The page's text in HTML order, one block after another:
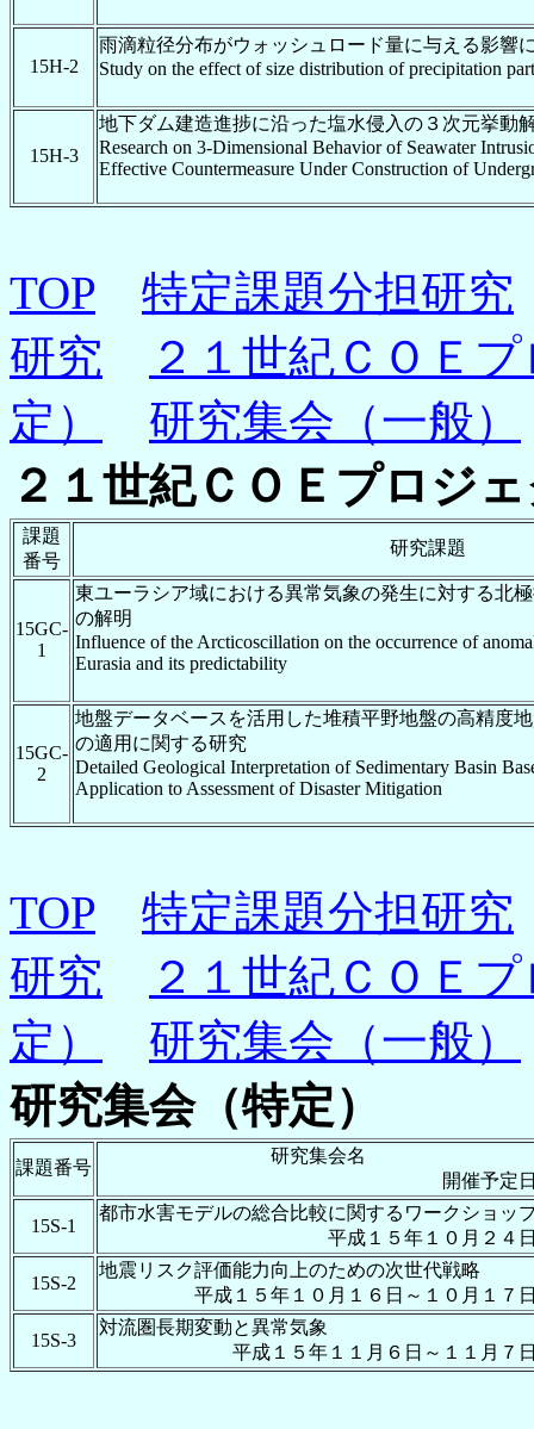
15H-2
雨滴粒径分布がウォッシュロード量に与える影響
Study on the effect of size distribution of precipitation
15H-3
地下ダム建造進捗に沿った塩水侵入の３次元挙動
Research on 3-Dimensional Behavior of Seawater
Effective Countermeasure Under Construction of
TOP
特定課題分担研究
研究
２１世紀ＣＯＥ
定）
研究集会（一般）
２１世紀ＣＯＥプロジ
課題
番号
研究課題
15GC-
1
東ユーラシア域における異常気象の発生に対する北
の解明
Influence of the Arcticoscillation on the occurrence of
Eurasia and its predictability
15GC-
2
地盤データベースを活用した堆積平野地盤の高精度
の適用に関する研究
Detailed Geological Interpretation of Sedimentary Basin
Application to Assessment of Disaster Mitigation
TOP
特定課題分担研究
研究
２１世紀ＣＯＥ
定）
研究集会（一般）
研究集会（特定）
課題番号
研究集会名
開催予定
15S-1
都市水害モデルの総合比較に関するワークショッ
平成１５年１０月２４
15S-2
地震リスク評価能力向上のための次世代戦略
平成１５年１０月１６日～１０月１７
15S-3
対流圏長期変動と異常気象
平成１５年１１月６日～１１月７